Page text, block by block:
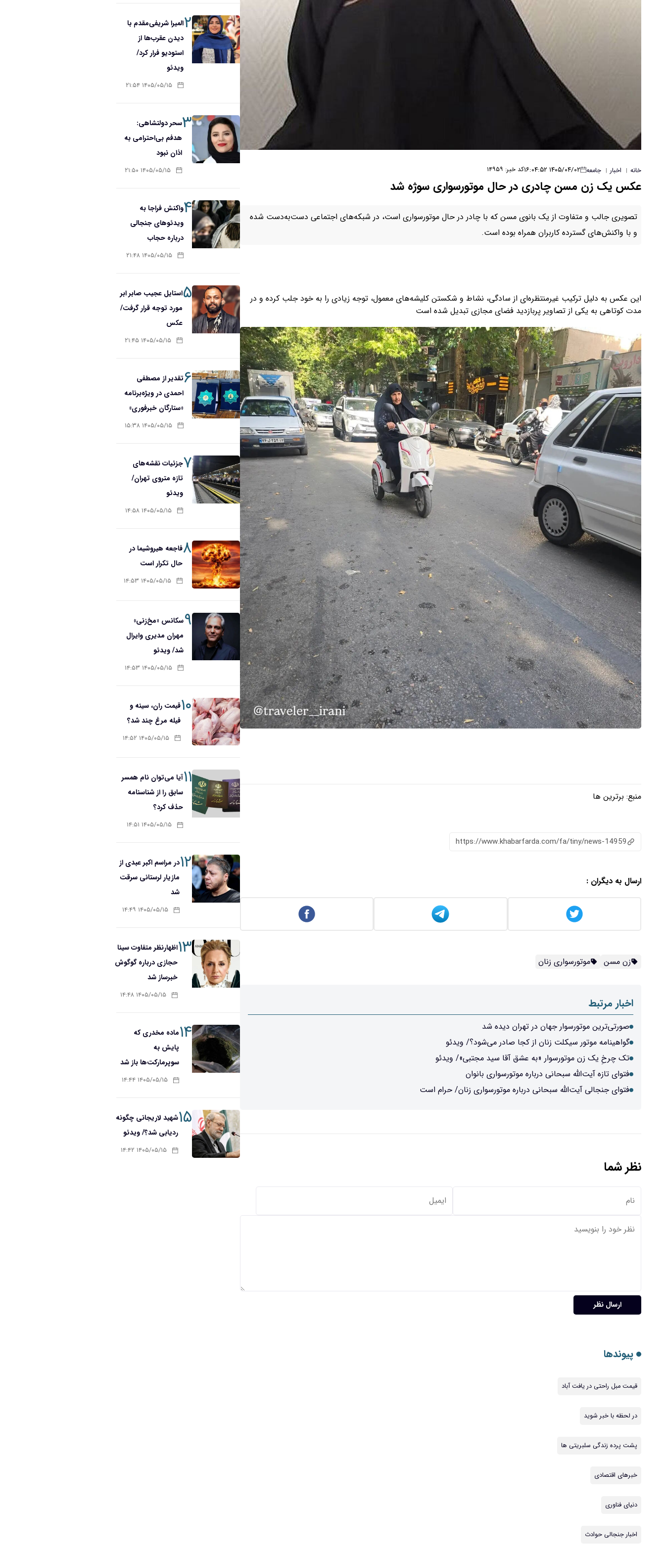
خانه | اخبار | جامعه ۱۴۰۵/۰۴/۰۲ ۱۶:۰۴:۵۲ کد خبر: ۱۴۹۵۹
عکس یک زن مسن چادری در حال موتورسواری سوژه شد
تصویری جالب و متفاوت از یک بانوی مسن که با چادر در حال موتورسواری است، در شبکه‌های اجتماعی دست‌به‌دست شده
و با واکنش‌های گسترده کاربران همراه بوده است.
این عکس به دلیل ترکیب غیرمنتظره‌ای از سادگی، نشاط و شکستن کلیشه‌های معمول، توجه زیادی را به خود جلب کرده و در
مدت کوتاهی به یکی از تصاویر پربازدید فضای مجازی تبدیل شده است
منبع: برترین ها
https://www.khabarfarda.com/fa/tiny/news-14959
ارسال به دیگران :
زن مسن موتورسواری زنان
اخبار مرتبط
صورتی‌ترین موتورسوار جهان در تهران دیده شد
گواهینامه موتور سیکلت زنان از کجا صادر می‌شود؟/ ویدئو
تک چرخِ یک زن موتورسوار «به عشق آقا سید مجتبی»/ ویدئو
فتوای تازه آیت‌الله سبحانی درباره موتورسواری بانوان
فتوای جنجالی آیت‌الله سبحانی درباره موتورسواری زنان/ حرام است
نظر شما
ارسال نظر
۲المیرا شریفی‌مقدم با
دیدن عقرب‌ها از
استودیو فرار کرد/
ویدئو
۱۴۰۵/۰۵/۱۵ ۲۱:۵۴
۳سحر دولتشاهی:
هدفم بی‌احترامی به
اذان نبود
۱۴۰۵/۰۵/۱۵ ۲۱:۵۰
۴واکنش فراجا به
ویدئوهای جنجالی
درباره حجاب
۱۴۰۵/۰۵/۱۵ ۲۱:۴۸
۵استایل عجیب صابر ابر
مورد توجه قرار گرفت/
عکس
۱۴۰۵/۰۵/۱۵ ۲۱:۴۵
۶تقدیر از مصطفی
احمدی در ویژه‌برنامه
«ستارگان خبرفوری»
۱۴۰۵/۰۵/۱۵ ۱۵:۳۸
۷جزئیات نقشه‌های
تازه متروی تهران/
ویدئو
۱۴۰۵/۰۵/۱۵ ۱۴:۵۸
۸فاجعه هیروشیما در
حال تکرار است
۱۴۰۵/۰۵/۱۵ ۱۴:۵۳
۹سکانس «مخ‌زنی»
مهران مدیری وایرال
شد/ ویدئو
۱۴۰۵/۰۵/۱۵ ۱۴:۵۳
۱۰قیمت ران، سینه و
فیله مرغ چند شد؟
۱۴۰۵/۰۵/۱۵ ۱۴:۵۲
۱۱آیا می‌توان نام همسر
سابق را از شناسنامه
حذف کرد؟
۱۴۰۵/۰۵/۱۵ ۱۴:۵۱
۱۲در مراسم اکبر عبدی از
مازیار لرستانی سرقت
شد
۱۴۰۵/۰۵/۱۵ ۱۴:۴۹
۱۳اظهارنظر متفاوت سینا
حجازی درباره گوگوش
خبرساز شد
۱۴۰۵/۰۵/۱۵ ۱۴:۴۸
۱۴ماده مخدری که
پایش به
سوپرمارکت‌ها باز شد
۱۴۰۵/۰۵/۱۵ ۱۴:۴۴
۱۵شهید لاریجانی چگونه
ردیابی شد؟/ ویدئو
۱۴۰۵/۰۵/۱۵ ۱۴:۴۲
پیوندها
قیمت مبل راحتی در یافت آباد
در لحظه با خبر شوید
پشت پرده زندگی سلبریتی ها
خبرهای اقتصادی
دنیای فناوری
اخبار جنجالی حوادث